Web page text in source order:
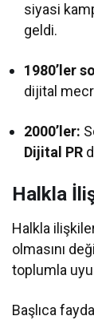
siyasi
geldi.
1980’ler
dijital
2000’ler:
Dijital PR
Halkla
Halkla
olmasını
toplumla
Başlıca